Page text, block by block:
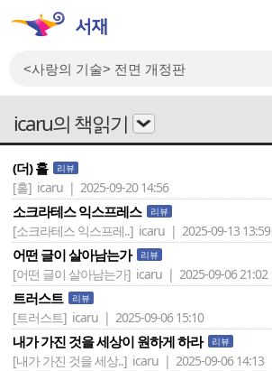
icaru의 책읽기
(더) 홀 리뷰
[홀] icaru | 2025-09-20 14:56
소크라테스 익스프레스 리뷰
[소크라테스 익스프레..] icaru | 2025-09-13 13:59
어떤 글이 살아남는가 리뷰
[어떤 글이 살아남는가] icaru | 2025-09-06 21:02
트러스트 리뷰
[트러스트] icaru | 2025-09-06 15:10
내가 가진 것을 세상이 원하게 하라 리뷰
[내가 가진 것을 세상..] icaru | 2025-09-06 14:13